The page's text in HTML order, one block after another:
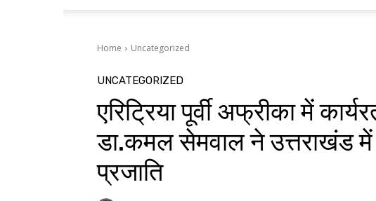
Home Uncategorized
UNCATEGORIZED
एरिट्रिया पूर्वी अफ्रीका में
डा.कमल सेमवाल ने उत्तराखंड
प्रजाति